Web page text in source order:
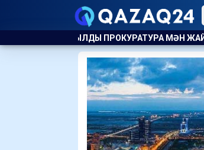
МӘН ЖАЙДЫ АШТЫ ҰЛТССО АҚ ҒА